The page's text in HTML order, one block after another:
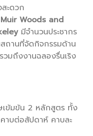
ะดวก
Muir Woods and
มีจำนวนประชากร
ถานที่จัดกิจกรรมด้าน
มถึงงานฉลองรื่นเริง
ข้มข้น 2 หลักสูตร ทั้ง
าบต่อสัปดาห์ คาบละ